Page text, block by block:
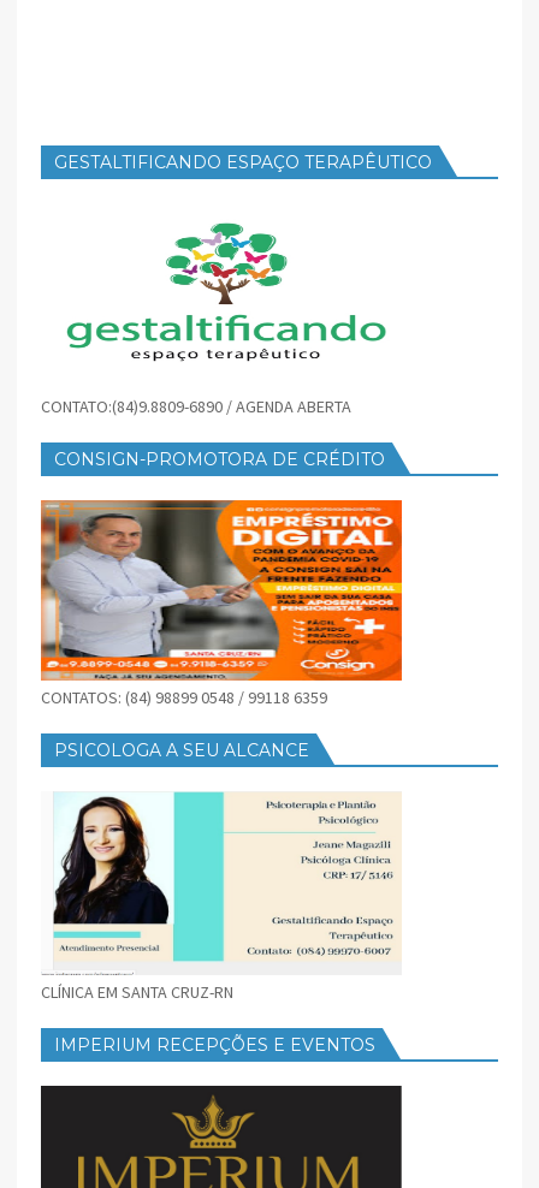
GESTALTIFICANDO ESPAÇO TERAPÊUTICO
CONTATO:(84)9.8809-6890 / AGENDA ABERTA
CONSIGN-PROMOTORA DE CRÉDITO
CONTATOS: (84) 98899 0548 / 99118 6359
PSICOLOGA A SEU ALCANCE
CLÍNICA EM SANTA CRUZ-RN
IMPERIUM RECEPÇÕES E EVENTOS